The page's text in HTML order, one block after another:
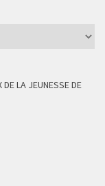
LA JEUNESSE DE